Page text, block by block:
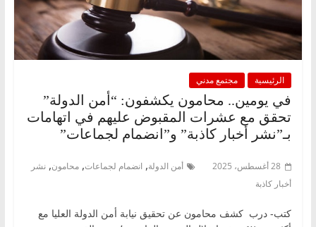
الرئيسية مجتمع مدني
في يومين.. محامون يكشفون: “أمن الدولة”
تحقق مع عشرات المقبوض عليهم في اتهامات
بـ”نشر أخبار كاذبة” و”انضمام لجماعات”
28 أغسطس، 2025 أمن الدولة, انضمام لجماعات, محامون, نشر
أخبار كاذبة
كتب- درب كشف محامون عن تحقيق نيابة أمن الدولة العليا مع